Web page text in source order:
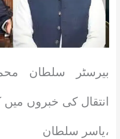
بیرسٹر سلطان
انتقال کی خبروں
،یاسر سلطان